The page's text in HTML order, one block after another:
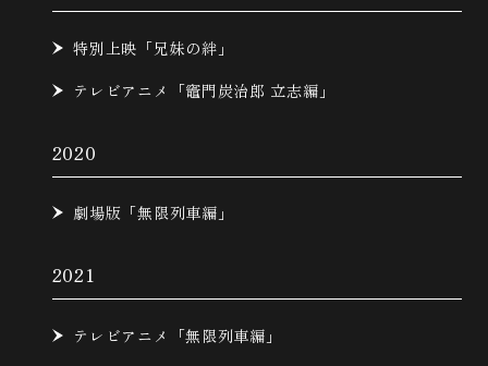
特別上映「兄妹の絆」
テレビアニメ「竈門炭治郎 立志編」
2020
劇場版「無限列車編」
2021
テレビアニメ「無限列車編」